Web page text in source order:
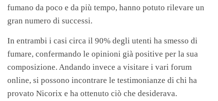
fumano da poco e da più tempo, hanno potuto rilevare un
gran numero di successi.
In entrambi i casi circa il 90% degli utenti ha smesso di
fumare, confermando le opinioni già positive per la sua
composizione. Andando invece a visitare i vari forum
online, si possono incontrare le testimonianze di chi ha
provato Nicorix e ha ottenuto ciò che desiderava.